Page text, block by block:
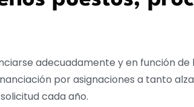
adecuadamente y en función
por asignaciones a tanto
cada año.